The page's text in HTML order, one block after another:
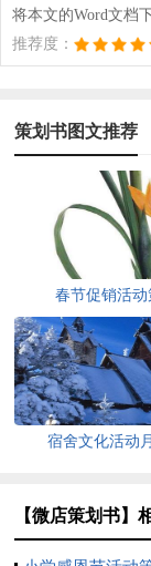
将本文的Word文档
推荐度：
策划书图文推荐
春节促销活动
宿舍文化活动
【微店策划书】